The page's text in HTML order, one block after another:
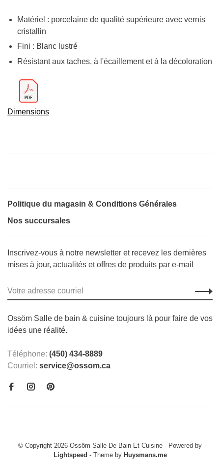
Matériel : porcelaine de qualité supérieure avec vernis
cristallin
Fini : Blanc lustré
Résistant aux taches, à l'écaillement et à la décoloration
Dimensions
Politique du magasin & Conditions Générales
Nos succursales
Inscrivez-vous à notre newsletter et recevez les dernières
mises à jour, actualités et offres de produits par e-mail
Ossöm Salle de bain & cuisine toujours là pour faire de vos
idées une réalité.
Téléphone: (450) 434-8889
Courriel: service@ossom.ca
© Copyright 2026 Ossöm Salle De Bain Et Cuisine - Powered by
Lightspeed - Theme by Huysmans.me